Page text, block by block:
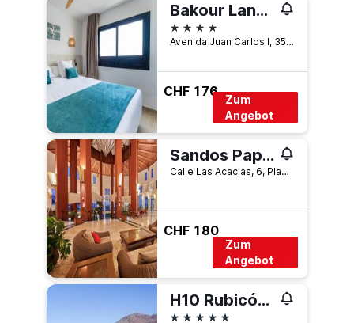
Bakour Lanzarote Splash
4 Sterne
Avenida Juan Carlos I, 35, Puerto del Carmen, Lanzarote, Spanien
CHF 176
Zum
Angebot
Sandos Papagayo Beach Resort
Calle Las Acacias, 6, Playa Blanca, Lanzarote, Spanien
CHF 180
Zum
Angebot
H10 Rubicón Horizons Collection
5 Sterne